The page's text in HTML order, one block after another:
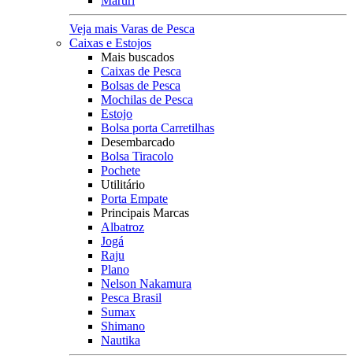
Veja mais Varas de Pesca
Caixas e Estojos
Mais buscados
Caixas de Pesca
Bolsas de Pesca
Mochilas de Pesca
Estojo
Bolsa porta Carretilhas
Desembarcado
Bolsa Tiracolo
Pochete
Utilitário
Porta Empate
Principais Marcas
Albatroz
Jogá
Raju
Plano
Nelson Nakamura
Pesca Brasil
Sumax
Shimano
Nautika